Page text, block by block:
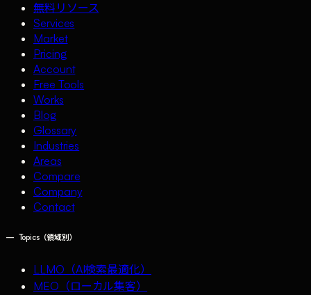
無料リソース
Services
Market
Pricing
Account
Free Tools
Works
Blog
Glossary
Industries
Areas
Compare
Company
Contact
— Topics（領域別）
LLMO（AI検索最適化）
MEO（ローカル集客）